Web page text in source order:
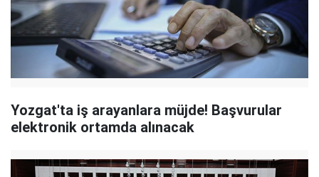
Yozgat'ta iş arayanlara müjde! Başvurular
elektronik ortamda alınacak